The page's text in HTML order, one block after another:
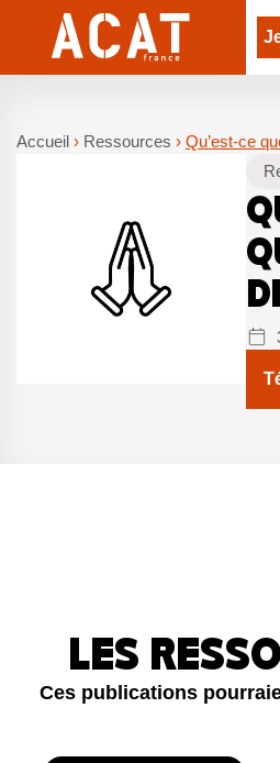
Accueil › Ressources › Qu’est-ce
LES
Ces publications